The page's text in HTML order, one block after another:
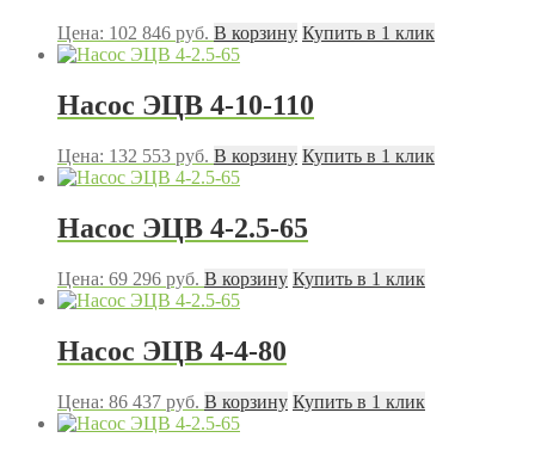
Цена: 102 846 руб. В корзину Купить в 1 клик
Насос ЭЦВ 4-10-110
Цена: 132 553 руб. В корзину Купить в 1 клик
Насос ЭЦВ 4-2.5-65
Цена: 69 296 руб. В корзину Купить в 1 клик
Насос ЭЦВ 4-4-80
Цена: 86 437 руб. В корзину Купить в 1 клик